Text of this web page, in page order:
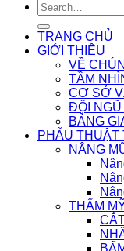
TRANG CHỦ
GIỚI THIỆU
VỀ
TẦM
CƠ SỞ
ĐỘI NGŨ
BẢNG
PHẪU THUẬT
NÂNG
THẨM